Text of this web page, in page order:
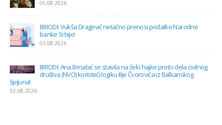
BIRODI: Ana Brnabić se stavila na čelo hajke protiv dela civilnog
društva (NVO) koristeći logiku Ilije Čvorovića iz Balkanskog
špijuna!
02.08.2026